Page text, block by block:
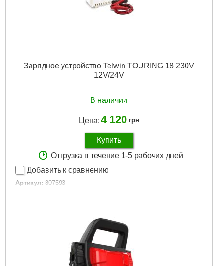
Зарядное устройство Telwin TOURING 18 230V
12V/24V
В наличии
Цена:4 120 грн
Купить
Отгрузка в течение 1-5 рабочих дней
Добавить к сравнению
Артикул: 807593
Код товара: 26.60.93
10 x 19 x 19
10 x 19 x 19
12
Габариты упаковки:
210x200x110 мм